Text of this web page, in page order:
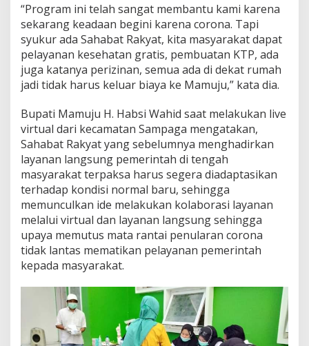
“Program ini telah sangat membantu kami karena
sekarang keadaan begini karena corona. Tapi
syukur ada Sahabat Rakyat, kita masyarakat dapat
pelayanan kesehatan gratis, pembuatan KTP, ada
juga katanya perizinan, semua ada di dekat rumah
jadi tidak harus keluar biaya ke Mamuju,” kata dia.
Bupati Mamuju H. Habsi Wahid saat melakukan live
virtual dari kecamatan Sampaga mengatakan,
Sahabat Rakyat yang sebelumnya menghadirkan
layanan langsung pemerintah di tengah
masyarakat terpaksa harus segera diadaptasikan
terhadap kondisi normal baru, sehingga
memunculkan ide melakukan kolaborasi layanan
melalui virtual dan layanan langsung sehingga
upaya memutus mata rantai penularan corona
tidak lantas mematikan pelayanan pemerintah
kepada masyarakat.